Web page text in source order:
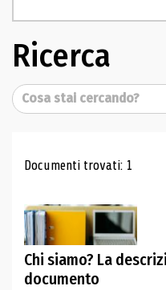
Ricerca
Cerca
Risultati di
Documenti trovati: 1
Chi siamo? La
documento